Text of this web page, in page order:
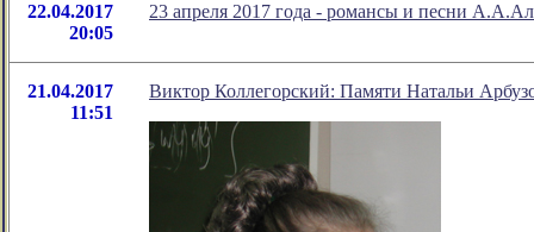
22.04.2017
20:05
23 апреля 2017 года - романсы и песни
21.04.2017
11:51
Виктор Коллегорский: Памяти Натальи